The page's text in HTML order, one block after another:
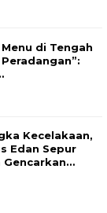
di Tengah
Kecelakaan,
Edan Sepur
Gencarkan…